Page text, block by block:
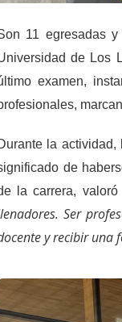
11 egresadas
de Los
examen,
la
de
la carrera,
Ser
y recibir una